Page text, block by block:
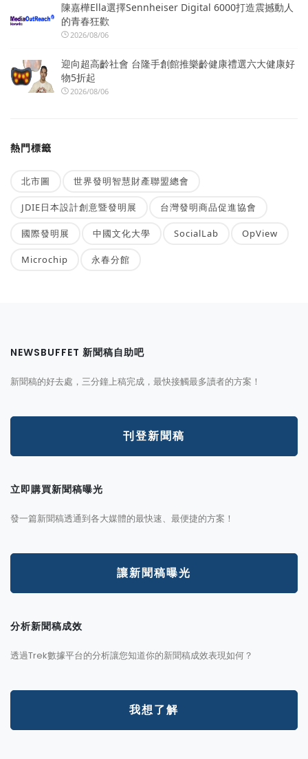
陳嘉樺Ella選擇Sennheiser Digital 6000打造震撼動人
的青春狂歡
2026/08/06
迎向超高齡社會 台隆手創館推樂齡健康禮選六大健康好
物5折起
2026/08/06
熱門標籤
北市圖 世界發明智慧財產聯盟總會
JDIE日本設計創意暨發明展 台灣發明商品促進協會
國際發明展 中國文化大學 SocialLab OpView
Microchip 永春分館
NEWSBUFFET 新聞稿自助吧
新聞稿的好去處，三分鐘上稿完成，最快接觸最多讀者的方案！
刊登新聞稿
立即購買新聞稿曝光
發一篇新聞稿透通到各大媒體的最快速、最便捷的方案！
讓新聞稿曝光
分析新聞稿成效
透過Trek數據平台的分析讓您知道你的新聞稿成效表現如何？
我想了解